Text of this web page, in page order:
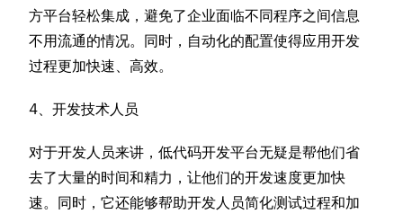
方平台轻松集成，避免了企业面临不同程序之间信息
不用流通的情况。同时，自动化的配置使得应用开发
过程更加快速、高效。
4、开发技术人员
对于开发人员来讲，低代码开发平台无疑是帮他们省
去了大量的时间和精力，让他们的开发速度更加快
速。同时，它还能够帮助开发人员简化测试过程和加